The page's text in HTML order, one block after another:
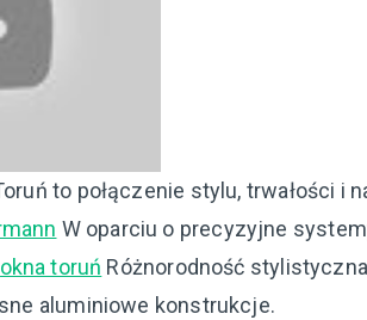
to połączenie stylu, trwałości i
W oparciu o precyzyjne
okna toruń Różnorodność
aluminiowe konstrukcje.